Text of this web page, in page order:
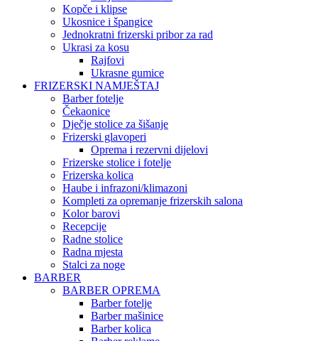
Kopče i klipse
Ukosnice i špangice
Jednokratni frizerski pribor za rad
Ukrasi za kosu
Rajfovi
Ukrasne gumice
FRIZERSKI NAMJEŠTAJ
Barber fotelje
Čekaonice
Dječje stolice za šišanje
Frizerski glavoperi
Oprema i rezervni dijelovi
Frizerske stolice i fotelje
Frizerska kolica
Haube i infrazoni/klimazoni
Kompleti za opremanje frizerskih salona
Kolor barovi
Recepcije
Radne stolice
Radna mjesta
Stalci za noge
BARBER
BARBER OPREMA
Barber fotelje
Barber mašinice
Barber kolica